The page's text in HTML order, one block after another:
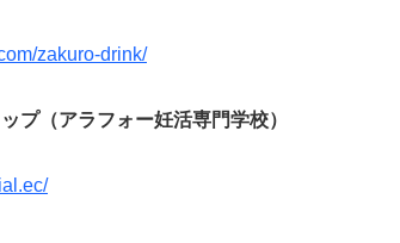
zakuro-drink/
プ（アラフォー妊活専門学校）